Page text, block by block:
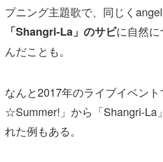
プニング主題歌で、同じく
「Shangri-La」のサビに自然
んだことも。
なんと2017年のライブイベン
☆Summer!」から「Shangri-La
れた例もある。